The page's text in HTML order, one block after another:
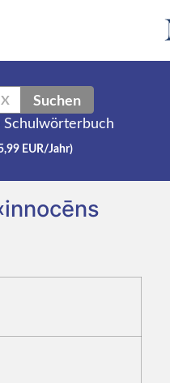
X Suchen
Schulwörterbuch
EUR/Jahr)